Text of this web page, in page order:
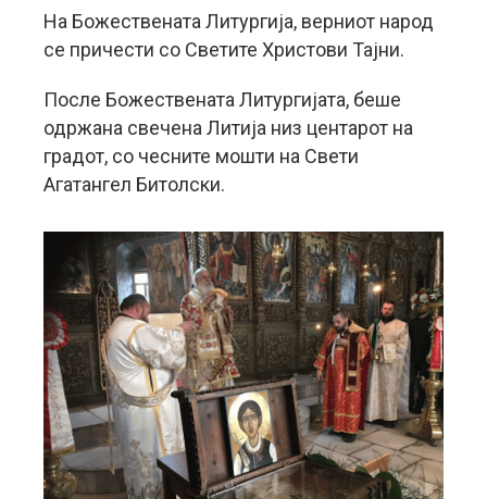
На Божествената Литургија, верниот народ
се причести со Светите Христови Тајни.
После Божествената Литургијата, беше
одржана свечена Литија низ центарот на
градот, со чесните мошти на Свети
Агатангел Битолски.